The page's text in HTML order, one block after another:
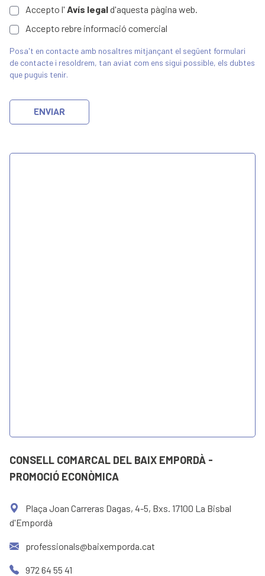
Accepto l' Avís legald'aquesta pàgina web.
Accepto rebre informació comercial
Posa't en contacte amb nosaltres mitjançant el següent formulari
de contacte i resoldrem, tan aviat com ens sigui possible, els dubtes
que puguis tenir.
ENVIAR
CONSELL COMARCAL DEL BAIX EMPORDÀ -
PROMOCIÓ ECONÒMICA
Plaça Joan Carreras Dagas, 4-5, Bxs. 17100 La Bisbal
d'Empordà
professionals@baixemporda.cat
972 64 55 41